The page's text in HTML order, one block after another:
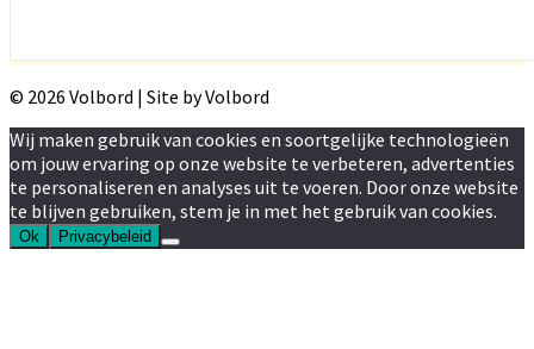
© 2026 Volbord | Site by Volbord
Wij maken gebruik van cookies en soortgelijke technologieën
om jouw ervaring op onze website te verbeteren, advertenties
te personaliseren en analyses uit te voeren. Door onze website
te blijven gebruiken, stem je in met het gebruik van cookies.
Ok Privacybeleid